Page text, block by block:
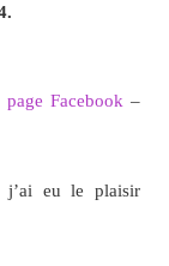
page Facebook –
j’ai eu le plaisir